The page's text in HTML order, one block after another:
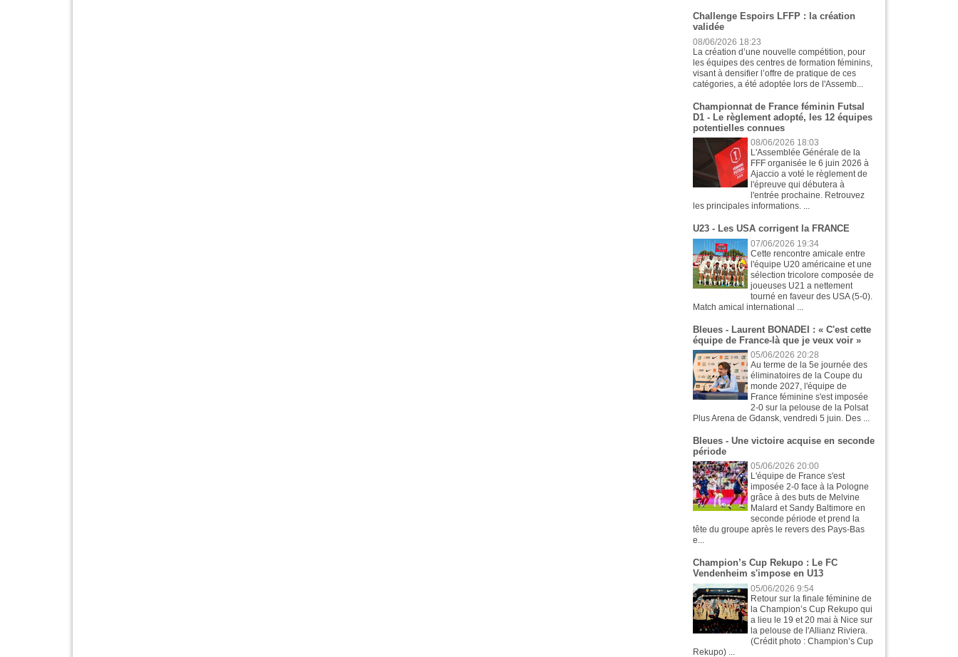
Challenge Espoirs LFFP : la création
validée
08/06/2026 18:23
La création d’une nouvelle compétition, pour
les équipes des centres de formation féminins,
visant à densifier l’offre de pratique de ces
catégories, a été adoptée lors de l'Assemb...
Championnat de France féminin Futsal
D1 - Le règlement adopté, les 12 équipes
potentielles connues
08/06/2026 18:03
L'Assemblée Générale de la
FFF organisée le 6 juin 2026 à
Ajaccio a voté le règlement de
l'épreuve qui débutera à
l'entrée prochaine. Retrouvez
les principales informations. ...
U23 - Les USA corrigent la FRANCE
07/06/2026 19:34
Cette rencontre amicale entre
l'équipe U20 américaine et une
sélection tricolore composée de
joueuses U21 a nettement
tourné en faveur des USA (5-0).
Match amical international ...
Bleues - Laurent BONADEI : « C'est cette
équipe de France-là que je veux voir »
05/06/2026 20:28
Au terme de la 5e journée des
éliminatoires de la Coupe du
monde 2027, l'équipe de
France féminine s'est imposée
2-0 sur la pelouse de la Polsat
Plus Arena de Gdansk, vendredi 5 juin. Des ...
Bleues - Une victoire acquise en seconde
période
05/06/2026 20:00
L'équipe de France s'est
imposée 2-0 face à la Pologne
grâce à des buts de Melvine
Malard et Sandy Baltimore en
seconde période et prend la
tête du groupe après le revers des Pays-Bas
e...
Champion’s Cup Rekupo : Le FC
Vendenheim s'impose en U13
05/06/2026 9:54
Retour sur la finale féminine de
la Champion’s Cup Rekupo qui
a lieu le 19 et 20 mai à Nice sur
la pelouse de l'Allianz Riviera.
(Crédit photo : Champion’s Cup
Rekupo) ...